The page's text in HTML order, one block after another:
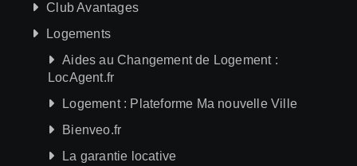
Club Avantages
Logements
Aides au Changement de Logement :
LocAgent.fr
Logement : Plateforme Ma nouvelle Ville
Bienveo.fr
La garantie locative